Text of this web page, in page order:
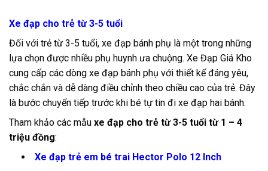
Xe đạp cho trẻ từ 3-5 tuổi
Đối với trẻ từ 3-5 tuổi, xe đạp bánh phụ là một trong những
lựa chọn được nhiều phụ huynh ưa chuộng. Xe Đạp Giá Kho
cung cấp các dòng xe đạp bánh phụ với thiết kế đáng yêu,
chắc chắn và dễ dàng điều chỉnh theo chiều cao của trẻ. Đây
là bước chuyển tiếp trước khi bé tự tin đi xe đạp hai bánh.
Tham khảo các mẫu xe đạp cho trẻ từ 3-5 tuổi từ 1 – 4
triệu đồng:
Xe đạp trẻ em bé trai Hector Polo 12 Inch